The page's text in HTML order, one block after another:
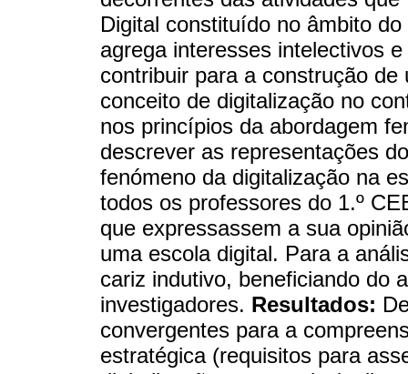
Digital constituído no âmbito
agrega interesses intelectivos
contribuir para a construção
conceito de digitalização no
nos princípios da abordagem
descrever as representações
fenómeno da digitalização na
todos os professores do 1.º
que expressassem a sua
uma escola digital. Para a
cariz indutivo, beneficiando do
investigadores. Resultados:
convergentes para a
estratégica (requisitos para